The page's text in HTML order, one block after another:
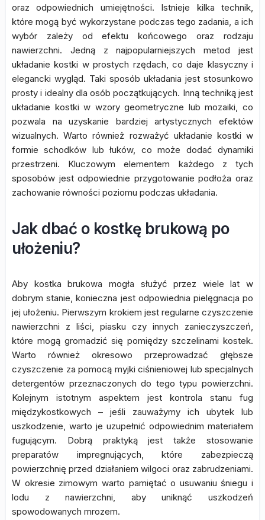
oraz odpowiednich umiejętności. Istnieje kilka technik,
które mogą być wykorzystane podczas tego zadania, a ich
wybór zależy od efektu końcowego oraz rodzaju
nawierzchni. Jedną z najpopularniejszych metod jest
układanie kostki w prostych rzędach, co daje klasyczny i
elegancki wygląd. Taki sposób układania jest stosunkowo
prosty i idealny dla osób początkujących. Inną techniką jest
układanie kostki w wzory geometryczne lub mozaiki, co
pozwala na uzyskanie bardziej artystycznych efektów
wizualnych. Warto również rozważyć układanie kostki w
formie schodków lub łuków, co może dodać dynamiki
przestrzeni. Kluczowym elementem każdego z tych
sposobów jest odpowiednie przygotowanie podłoża oraz
zachowanie równości poziomu podczas układania.
Jak dbać o kostkę brukową po
ułożeniu?
Aby kostka brukowa mogła służyć przez wiele lat w
dobrym stanie, konieczna jest odpowiednia pielęgnacja po
jej ułożeniu. Pierwszym krokiem jest regularne czyszczenie
nawierzchni z liści, piasku czy innych zanieczyszczeń,
które mogą gromadzić się pomiędzy szczelinami kostek.
Warto również okresowo przeprowadzać głębsze
czyszczenie za pomocą myjki ciśnieniowej lub specjalnych
detergentów przeznaczonych do tego typu powierzchni.
Kolejnym istotnym aspektem jest kontrola stanu fug
międzykostkowych – jeśli zauważymy ich ubytek lub
uszkodzenie, warto je uzupełnić odpowiednim materiałem
fugującym. Dobrą praktyką jest także stosowanie
preparatów impregnujących, które zabezpieczą
powierzchnię przed działaniem wilgoci oraz zabrudzeniami.
W okresie zimowym warto pamiętać o usuwaniu śniegu i
lodu z nawierzchni, aby uniknąć uszkodzeń
spowodowanych mrozem.